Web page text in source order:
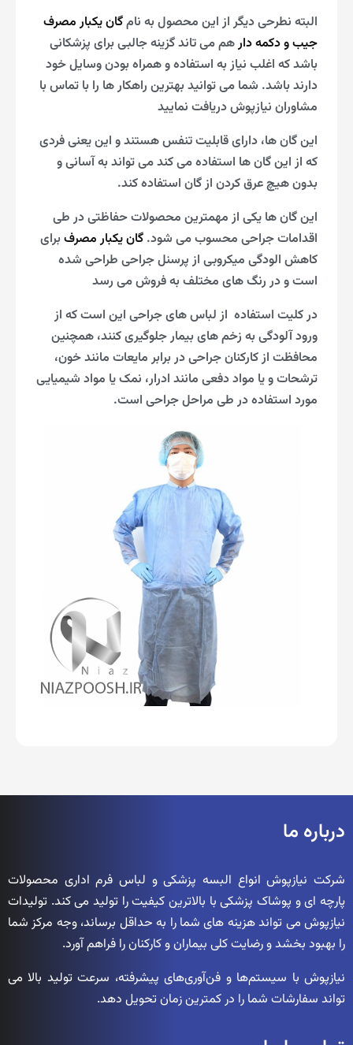
البته نطرحی دیگر از این محصول به نامگان یکبار مصرف
جیب و دکمه دارهم می تاند گزینه جالبی برای پزشکانی
باشد که اغلب نیاز به استفاده و همراه بودن وسایل خود
دارند باشد. شما می توانید بهترین راهکار ها را با تماس با
مشاوران نیازپوش دریافت نمایید
این گان ها، دارای قابلیت تنفس هستند و این یعنی فردی
که از این گان ها استفاده می کند می تواند به آسانی و
بدون هیچ عرق کردن از گان استفاده کند.
این گان ها یکی از مهمترین محصولات حفاظتی در طی
اقدامات جراحی محسوب می شود. گان یکبار مصرفبرای
کاهش الودگی میکروبی از پرسنل جراحی طراحی شده
است و در رنگ های مختلف به فروش می رسد
در کلیت استفاده از لباس های جراحی این است که از
ورود آلودگی به زخم های بیمار جلوگیری کنند، همچنین
محافظت از کارکنان جراحی در برابر مایعات مانند خون،
ترشحات و یا مواد دفعی مانند ادرار، نمک یا مواد شیمیایی
مورد استفاده در طی مراحل جراحی است.
درباره ما
شرکت نیازپوش انواع البسه پزشکی و لباس فرم اداری محصولات
پارچه ای و پوشاک پزشکی با بالاترین کیفیت را تولید می کند. تولیدات
نیازپوش می تواند هزینه های شما را به حداقل برساند، وجه مرکز شما
را بهبود بخشد و رضایت کلی بیماران و کارکنان را فراهم آورد.
نیازپوش با سیستم‌ها و فن‌آوری‌های پیشرفته، سرعت تولید بالا می
تواند سفارشات شما را در کمترین زمان تحویل دهد.